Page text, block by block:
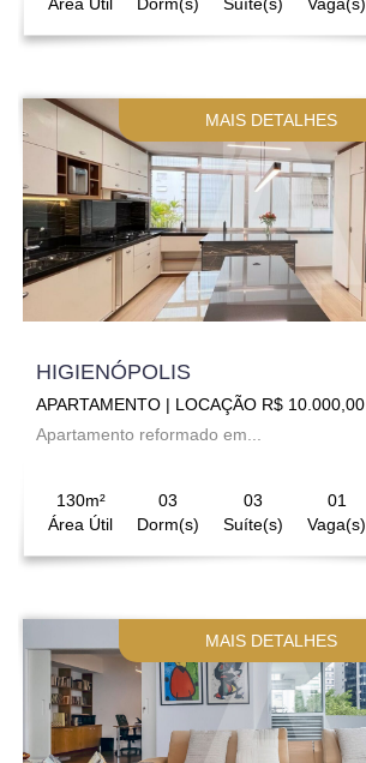
MAIS DETALHES
HIGIENÓPOLIS
APARTAMENTO | LOCAÇÃO R$ 10.000,00
Apartamento reformado em...
130m²
Área Útil
03
Dorm(s)
03
Suíte(s)
01
Vaga(s)
MAIS DETALHES